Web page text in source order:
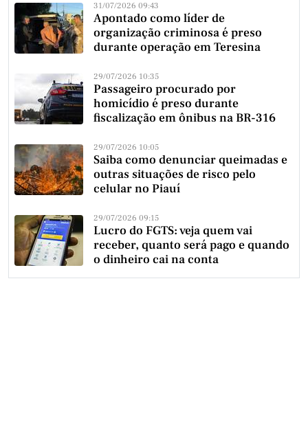
31/07/2026 09:43
Apontado como líder de
organização criminosa é preso
durante operação em Teresina
29/07/2026 10:35
Passageiro procurado por
homicídio é preso durante
fiscalização em ônibus na BR-316
29/07/2026 10:05
Saiba como denunciar queimadas e
outras situações de risco pelo
celular no Piauí
29/07/2026 09:15
Lucro do FGTS: veja quem vai
receber, quanto será pago e quando
o dinheiro cai na conta